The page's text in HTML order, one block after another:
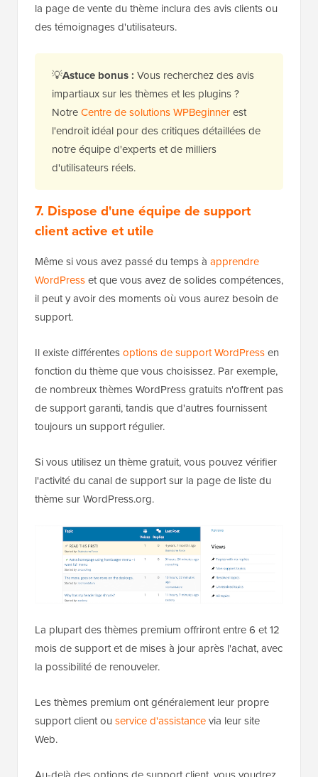
la page de vente du thème inclura des avis clients ou
des témoignages d'utilisateurs.
💡Astuce bonus : Vous recherchez des avis
impartiaux sur les thèmes et les plugins ?
NotreCentre de solutions WPBeginnerest
l'endroit idéal pour des critiques détaillées de
notre équipe d'experts et de milliers
d'utilisateurs réels.
7. Dispose d'une équipe de support
client active et utile
Même si vous avez passé du temps à apprendre
WordPresset que vous avez de solides compétences,
il peut y avoir des moments où vous aurez besoin de
support.
Il existe différentesoptions de support WordPressen
fonction du thème que vous choisissez. Par exemple,
de nombreux thèmes WordPress gratuits n'offrent pas
de support garanti, tandis que d'autres fournissent
toujours un support régulier.
Si vous utilisez un thème gratuit, vous pouvez vérifier
l'activité du canal de support sur la page de liste du
thème sur WordPress.org.
La plupart des thèmes premium offriront entre 6 et 12
mois de support et de mises à jour après l'achat, avec
la possibilité de renouveler.
Les thèmes premium ont généralement leur propre
support client ou service d'assistancevia leur site
Web.